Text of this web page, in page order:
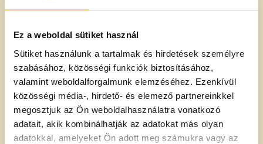
Ez a weboldal sütiket használ
Sütiket használunk a tartalmak és hirdetések személyre
szabásához, közösségi funkciók biztosításához,
valamint weboldalforgalmunk elemzéséhez. Ezenkívül
közösségi média-, hirdető- és elemező partnereinkkel
megosztjuk az Ön weboldalhasználatra vonatkozó
adatait, akik kombinálhatják az adatokat más olyan
adatokkal, amelyeket Ön adott meg számukra vagy az
fejlődnek belőlük.
Összetevők és allergén információk
<span style="text-decoration: underline;"><em>
<strong>Paradió.</strong></em></span>